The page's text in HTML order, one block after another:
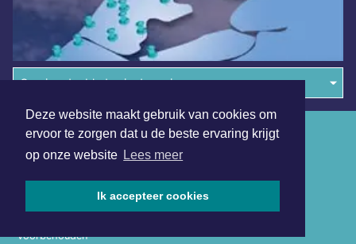
Deze website maakt gebruik van cookies om
ervoor te zorgen dat u de beste ervaring krijgt
op onze website Lees meer
Ik accepteer cookies
Overige dagbladen in de regio
voorbehouden
Algemene voorwaarden
Disclaimer